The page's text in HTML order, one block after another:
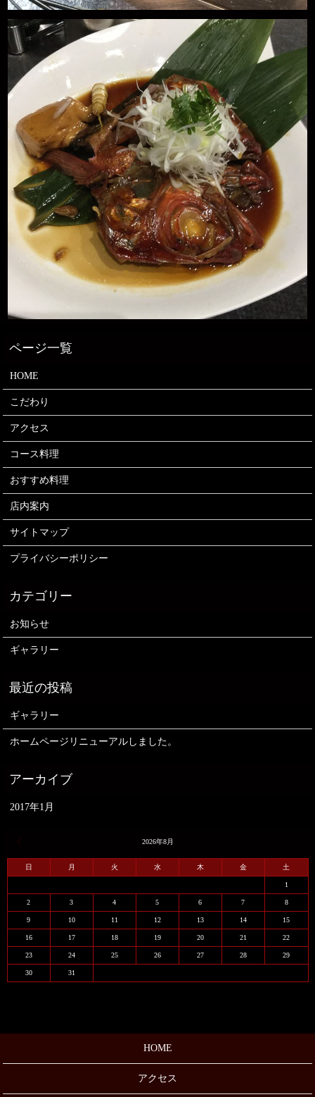
HOME
こだわり
アクセス
コース料理
おすすめ料理
店内案内
サイトマップ
プライバシーポリシー
お知らせ
ギャラリー
ギャラリー
ホームページリニューアルしました。
2017年1月
2026年8月
日 月 火 水 木 金 土
1
2 3 4 5 6 7 8
9 10 11 12 13 14 15
16 17 18 19 20 21 22
23 24 25 26 27 28 29
30 31
HOME
アクセス